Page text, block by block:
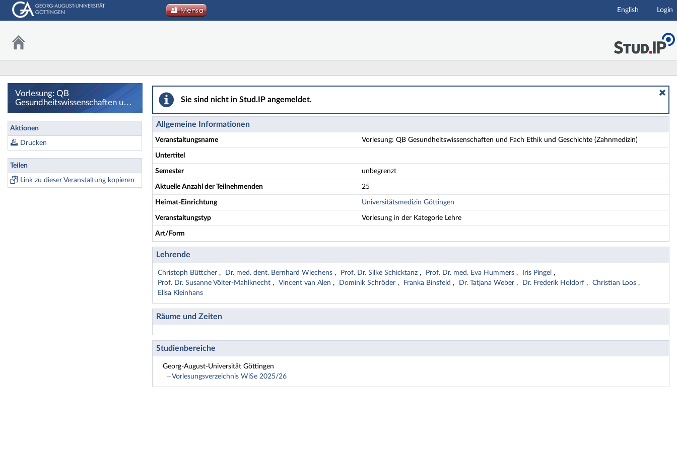
Hauptnavigation
English Login
Vorlesung: QB
Gesundheitswissenschaften und
Fach Ethik und Geschichte
(Zahnmedizin) - Details
Aktionen
Drucken
Teilen
Link zu dieser Veranstaltung kopieren
Vorlesung: QB Gesundheitswissenschaften und Fach Ethik und Geschichte (Zahnmedizin) - Details
Sie sind nicht in Stud.IP angemeldet.
Allgemeine Informationen
Veranstaltungsname Vorlesung: QB Gesundheitswissenschaften und Fach Ethik und Geschichte (Zahnmedizin)
Untertitel
Semester unbegrenzt
Aktuelle Anzahl der Teilnehmenden 25
Heimat-Einrichtung Universitätsmedizin Göttingen
Veranstaltungstyp Vorlesung in der Kategorie Lehre
Art/Form
Lehrende
Christoph Büttcher Dr. med. dent. Bernhard Wiechens Prof. Dr. Silke Schicktanz Prof. Dr. med. Eva Hummers
Iris Pingel
Prof. Dr. Susanne Völter-Mahlknecht
Vincent van Alen Dominik Schröder Franka Binsfeld Dr. Tatjana Weber Dr. Frederik Holdorf
Christian Loos
Elisa Kleinhans
Räume und Zeiten
Studienbereiche
Georg-August-Universität Göttingen
Vorlesungsverzeichnis WiSe 2025/26